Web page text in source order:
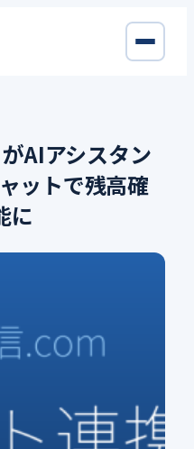
AIアシスタン
ットで残高確
に